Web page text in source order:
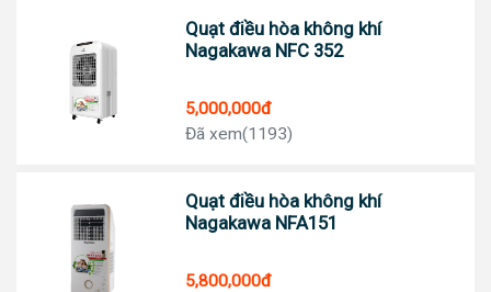
Quạt điều hòa không khí
Nagakawa NFC 352
5,000,000đ
Đã xem(1193)
Quạt điều hòa không khí
Nagakawa NFA151
5,800,000đ